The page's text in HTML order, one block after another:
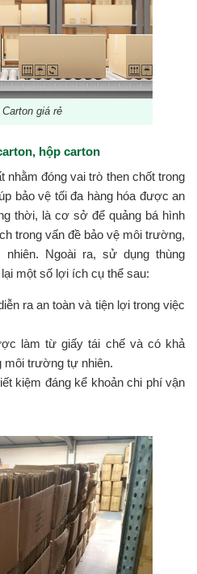
Carton giá rẻ
hộp carton
nhằm đóng vai trò then chốt trong
bảo vệ tối đa hàng hóa được an
thời, là cơ sở để quảng bá hình
trong vấn đề bảo vệ môi trường,
Ngoài ra, sử dụng thùng
một số lợi ích cụ thể sau:
ra an toàn và tiện lợi trong việc
làm từ giấy tái chế và có khả
môi trường tự nhiên.
kiệm đáng kể khoản chi phí vận